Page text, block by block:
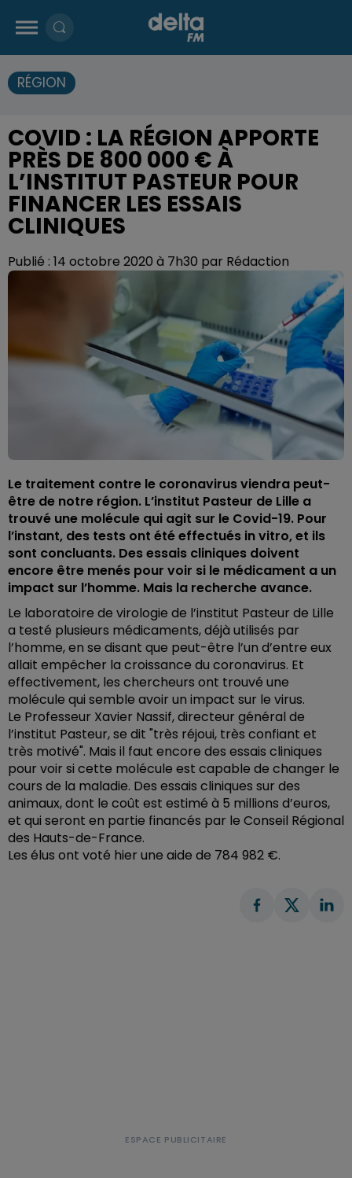
RÉGION
COVID : LA RÉGION APPORTE
PRÈS DE 800 000 € À
L’INSTITUT PASTEUR POUR
FINANCER LES ESSAIS
CLINIQUES
Publié : 14 octobre 2020 à 7h30 par Rédaction
Le traitement contre le coronavirus viendra peut-
être de notre région. L’institut Pasteur de Lille a
trouvé une molécule qui agit sur le Covid-19. Pour
l’instant, des tests ont été effectués in vitro, et ils
sont concluants. Des essais cliniques doivent
encore être menés pour voir si le médicament a un
impact sur l’homme. Mais la recherche avance.
Le laboratoire de virologie de l’institut Pasteur de Lille
a testé plusieurs médicaments, déjà utilisés par
l’homme, en se disant que peut-être l’un d’entre eux
allait empêcher la croissance du coronavirus. Et
effectivement, les chercheurs ont trouvé une
molécule qui semble avoir un impact sur le virus.
Le Professeur Xavier Nassif, directeur général de
l’institut Pasteur, se dit "très réjoui, très confiant et
très motivé". Mais il faut encore des essais cliniques
pour voir si cette molécule est capable de changer le
cours de la maladie. Des essais cliniques sur des
animaux, dont le coût est estimé à 5 millions d’euros,
et qui seront en partie financés par le Conseil Régional
des Hauts-de-France.
Les élus ont voté hier une aide de 784 982 €.